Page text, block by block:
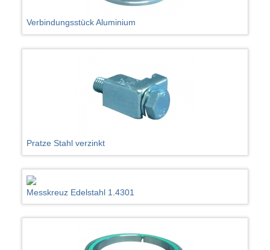
Verbindungsstück Aluminium
Pratze Stahl verzinkt
Messkreuz Edelstahl 1.4301